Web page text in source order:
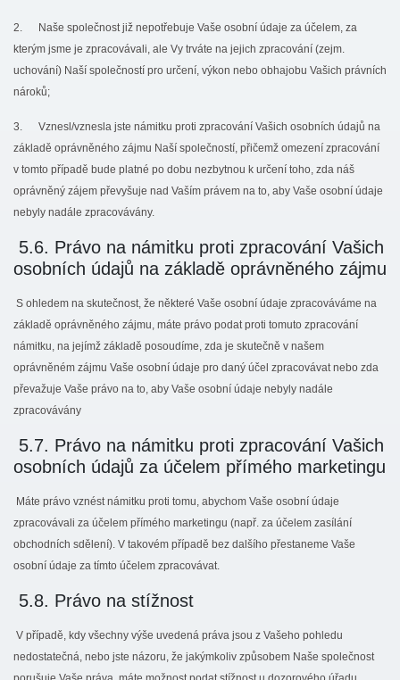
2. Naše společnost již nepotřebuje Vaše osobní údaje za účelem, za
kterým jsme je zpracovávali, ale Vy trváte na jejich zpracování (zejm.
uchování) Naší společností pro určení, výkon nebo obhajobu Vašich právních
nároků;
3. Vznesl/vznesla jste námitku proti zpracování Vašich osobních údajů na
základě oprávněného zájmu Naší společností, přičemž omezení zpracování
v tomto případě bude platné po dobu nezbytnou k určení toho, zda náš
oprávněný zájem převyšuje nad Vaším právem na to, aby Vaše osobní údaje
nebyly nadále zpracovávány.
5.6. Právo na námitku proti zpracování Vašich
osobních údajů na základě oprávněného zájmu
S ohledem na skutečnost, že některé Vaše osobní údaje zpracováváme na
základě oprávněného zájmu, máte právo podat proti tomuto zpracování
námitku, na jejímž základě posoudíme, zda je skutečně v našem
oprávněném zájmu Vaše osobní údaje pro daný účel zpracovávat nebo zda
převažuje Vaše právo na to, aby Vaše osobní údaje nebyly nadále
zpracovávány
5.7. Právo na námitku proti zpracování Vašich
osobních údajů za účelem přímého marketingu
Máte právo vznést námitku proti tomu, abychom Vaše osobní údaje
zpracovávali za účelem přímého marketingu (např. za účelem zasílání
obchodních sdělení). V takovém případě bez dalšího přestaneme Vaše
osobní údaje za tímto účelem zpracovávat.
5.8. Právo na stížnost
V případě, kdy všechny výše uvedená práva jsou z Vašeho pohledu
nedostatečná, nebo jste názoru, že jakýmkoliv způsobem Naše společnost